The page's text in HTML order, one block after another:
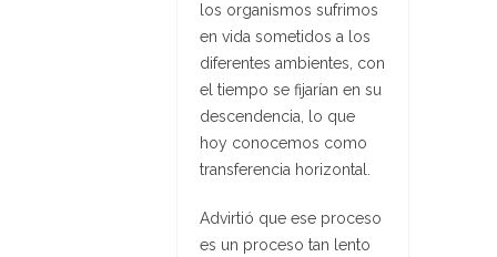
los organismos sufrimos
en vida sometidos a los
diferentes ambientes, con
el tiempo se fijarían en su
descendencia, lo que
hoy conocemos como
transferencia horizontal.
Advirtió que ese proceso
es un proceso tan lento